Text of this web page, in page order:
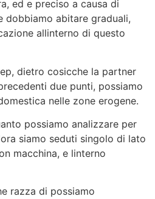
ed e preciso a causa di
dobbiamo abitare graduali,
allinterno di questo
dietro cosicche la partner
due punti, possiamo
nelle zone erogene.
possiamo analizzare per
siamo seduti singolo di lato
macchina, e linterno
razza di possiamo